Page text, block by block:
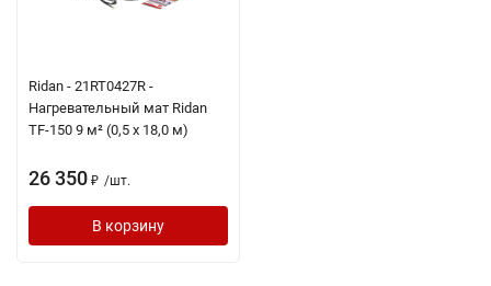
Ridan - 21RT0427R -
Нагревательный мат Ridan
TF-150 9 м² (0,5 х 18,0 м)
26 350 ₽ /шт.
В корзину